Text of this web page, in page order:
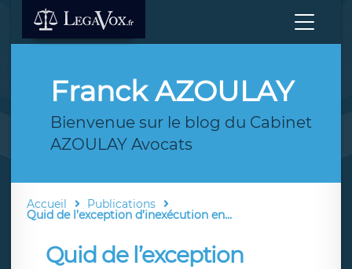
Franck AZOULAY
Bienvenue sur le blog du Cabinet
AZOULAY Avocats
Accueil Publications
Quid de l’exception d’inexécution en...
Quid de l’exception